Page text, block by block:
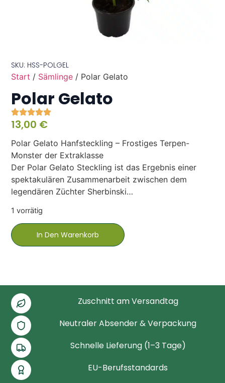
SKU: HSS-POLGEL
Start / Sämlinge / Polar Gelato
Polar Gelato
13,00 €
Polar Gelato Hanfsteckling – Frostiges Terpen-
Monster der Extraklasse
Der Polar Gelato Steckling ist das Ergebnis einer
spektakulären Zusammenarbeit zwischen dem
legendären Züchter Sherbinski…
1 vorrätig
In Den Warenkorb
Zuschnitt am Versandtag
Neutraler Absender & Verpackung
Schnelle Lieferung (1–3 Tage)
EU-Berufsstandards